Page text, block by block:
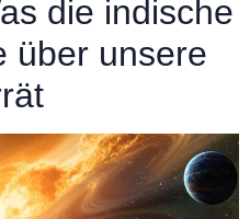
die indische
über unsere